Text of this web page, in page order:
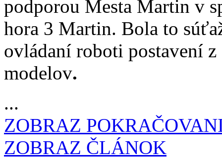
podporou Mesta Martin v
hora 3 Martin. Bola to
ovládaní roboti postavení
modelov.
...
ZOBRAZ
ZOBRAZ ČLÁNOK